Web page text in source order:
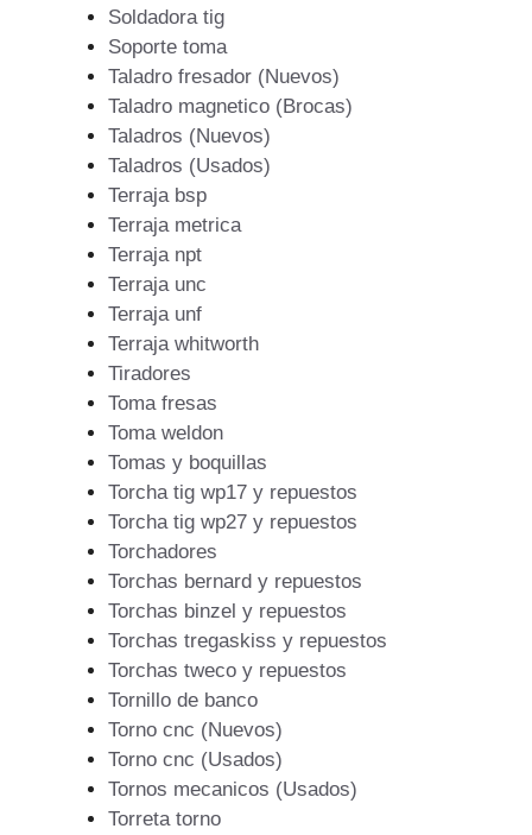
Soldadora tig
Soporte toma
Taladro fresador (Nuevos)
Taladro magnetico (Brocas)
Taladros (Nuevos)
Taladros (Usados)
Terraja bsp
Terraja metrica
Terraja npt
Terraja unc
Terraja unf
Terraja whitworth
Tiradores
Toma fresas
Toma weldon
Tomas y boquillas
Torcha tig wp17 y repuestos
Torcha tig wp27 y repuestos
Torchadores
Torchas bernard y repuestos
Torchas binzel y repuestos
Torchas tregaskiss y repuestos
Torchas tweco y repuestos
Tornillo de banco
Torno cnc (Nuevos)
Torno cnc (Usados)
Tornos mecanicos (Usados)
Torreta torno